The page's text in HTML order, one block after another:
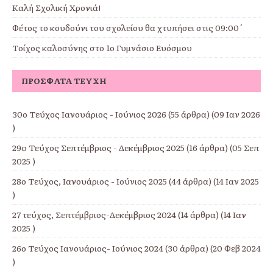
Καλή Σχολική Χρονιά!
Φέτος το κουδούνι του σχολείου θα χτυπήσει στις 09:00΄
Τοίχος καλοσύνης στο 1ο Γυμνάσιο Ευόσμου
ΠΡΌΣΦΑΤΑ ΤΕΎΧΗ
30ο Τεύχος Ιανουάριος - Ιούνιος 2026 (55 άρθρα) (09 Ιαν 2026
)
29o Τεύχος Σεπτέμβριος - Δεκέμβριος 2025 (16 άρθρα) (05 Σεπ
2025 )
28ο Τεύχος, Ιανουάριος - Ιούνιος 2025 (44 άρθρα) (14 Ιαν 2025
)
27 τεύχος, Σεπτέμβριος-Δεκέμβριος 2024(14 άρθρα) (14 Ιαν
2025 )
26ο Τεύχος Ιανουάριος- Ιούνιος 2024(30 άρθρα) (20 Φεβ 2024
)